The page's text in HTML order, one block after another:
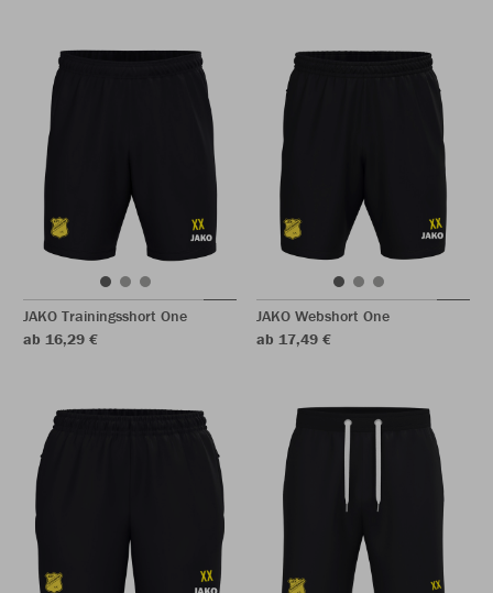
JAKO Trainingsshort One
ab 16,29 €
JAKO Webshort One
ab 17,49 €